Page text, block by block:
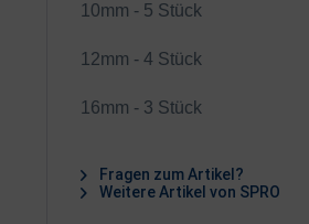
10mm - 5 Stück
12mm - 4 Stück
16mm - 3 Stück
Fragen zum Artikel?
Weitere Artikel von SPRO